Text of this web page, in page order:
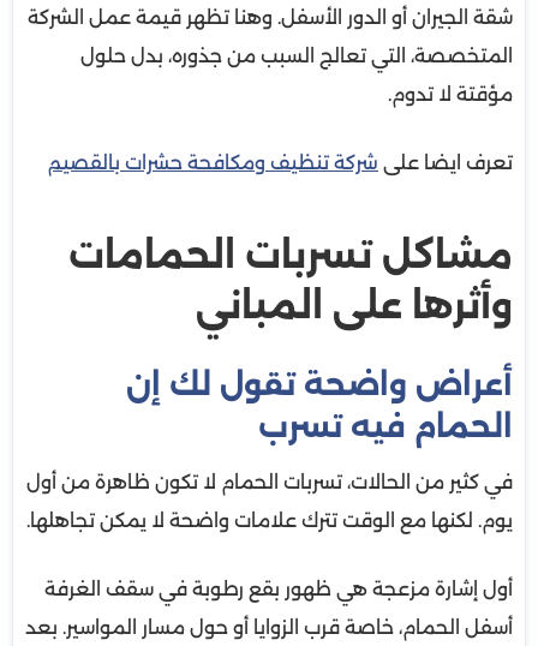
شقة الجيران أو الدور الأسفل. وهنا تظهر قيمة عمل الشركة
المتخصصة، التي تعالج السبب من جذوره، بدل حلول
مؤقتة لا تدوم.
تعرف ايضا على شركة تنظيف ومكافحة حشرات بالقصيم
مشاكل تسربات الحمامات
وأثرها على المباني
أعراض واضحة تقول لك إن
الحمام فيه تسرب
في كثير من الحالات، تسربات الحمام لا تكون ظاهرة من أول
يوم. لكنها مع الوقت تترك علامات واضحة لا يمكن تجاهلها.
أول إشارة مزعجة هي ظهور بقع رطوبة في سقف الغرفة
أسفل الحمام، خاصة قرب الزوايا أو حول مسار المواسير. بعد